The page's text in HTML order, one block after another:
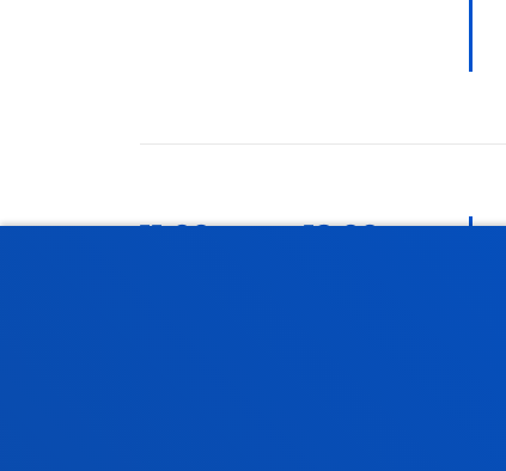
11:00etan 12:00etan